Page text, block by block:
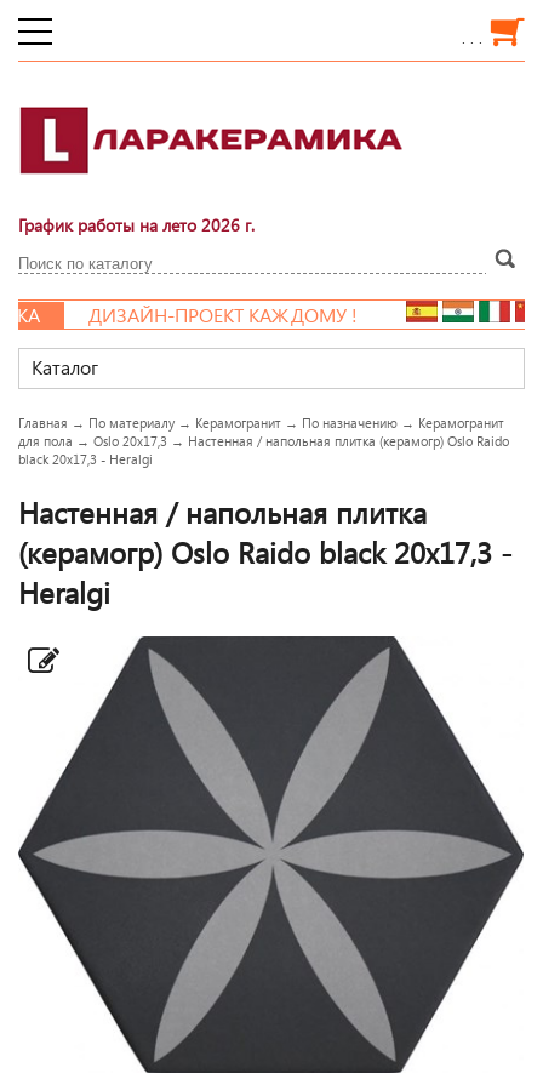
. . .
График работы на лето 2026 г.
ДИЗАЙН-ПРОЕКТ КАЖДОМУ !
Каталог
Главная → По материалу → Керамогранит → По назначению → Керамогранит
для пола → Oslo 20x17,3 → Настенная / напольная плитка (керамогр) Oslo Raido
black 20x17,3 - Heralgi
Настенная / напольная плитка
(керамогр) Oslo Raido black 20x17,3 -
Heralgi